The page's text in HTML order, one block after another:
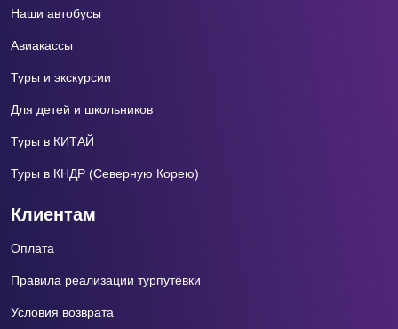
Наши автобусы
Авиакассы
Туры и экскурсии
Для детей и школьников
Туры в КИТАЙ
Туры в КНДР (Северную Корею)
Клиентам
Оплата
Правила реализации турпутёвки
Условия возврата